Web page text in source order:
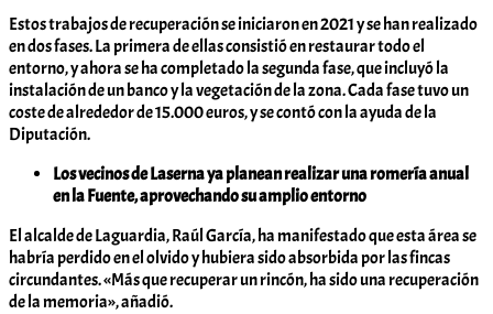
Estos trabajos de recuperación se iniciaron en 2021 y se han realizado
en dos fases. La primera de ellas consistió en restaurar todo el
entorno, y ahora se ha completado la segunda fase, que incluyó la
instalación de un banco y la vegetación de la zona. Cada fase tuvo un
coste de alrededor de 15.000 euros, y se contó con la ayuda de la
Diputación.
Los vecinos de Laserna ya planean realizar una romería anual
en la Fuente, aprovechando su amplio entorno
El alcalde de Laguardia, Raúl García, ha manifestado que esta área se
habría perdido en el olvido y hubiera sido absorbida por las fincas
circundantes. «Más que recuperar un rincón, ha sido una recuperación
de la memoria», añadió.